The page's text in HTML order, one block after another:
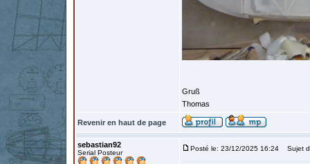
Gruß
Thomas
Revenir en haut de page
sebastian92
Serial Posteur
Posté le: 23/12/2025 16:24 Sujet